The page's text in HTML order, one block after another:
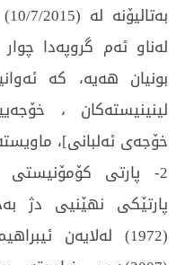
لەناو ئەم گروپەدا
بونیان هەیە، کە
لینینیستەکان ،
خۆجەی ئەلبانی]،
2- پارتی کۆمۆنیستی
پارتێکی نهێنیی دژ
(1972) لەلایەن